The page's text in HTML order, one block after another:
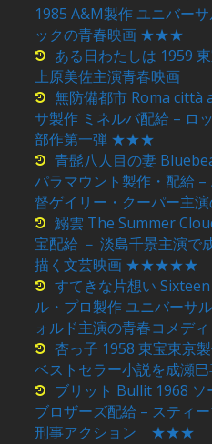
1985 A&M製作 ユニバー
ックの青春映画 ★★★
ある日わたしは 1959
上原美佐主演青春映画
無防備都市 Roma città
サ製作 ミネルバ配給 – ロ
部作第一弾 ★★★
青髭八人目の妻
パラマウント製作・配給
督ゲイリー・クーパー主
鰯雲 The Summer
宝配給 － 淡島千景主演で
描く文芸映画 ★★★★★
すてきな片想い
ル・プロ製作 ユニバーサ
ォルド主演の青春コメ
杏っ子 1958 東宝東京
ベストセラー小説を成瀬
ブリット Bullit 1968 ソ
ブロザーズ配給 – スティ
刑事アクション ★★★